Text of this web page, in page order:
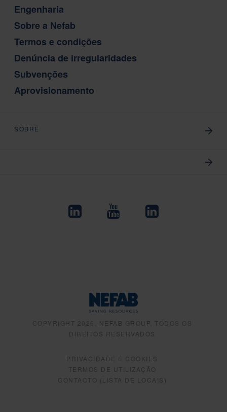
Engenharia
Sobre a Nefab
Termos e condições
Denúncia de irregularidades
Subvenções
Aprovisionamento
SOBRE
COPYRIGHT 2026, NEFAB GROUP, TODOS OS
DIREITOS RESERVADOS
PRIVACIDADE E COOKIES
TERMOS DE UTILIZAÇÃO
CONTACTO (LISTA DE LOCAIS)